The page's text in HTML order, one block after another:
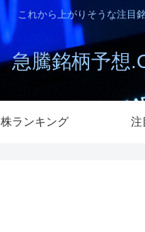
これから上がりそうな注目
急騰銘柄予想
株ランキング 注